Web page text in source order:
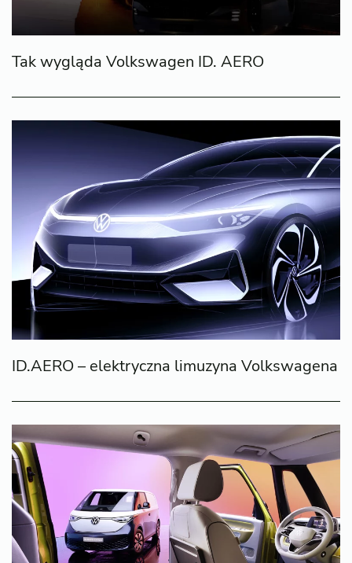
Tak wygląda Volkswagen ID. AERO
ID.AERO – elektryczna limuzyna Volkswagena